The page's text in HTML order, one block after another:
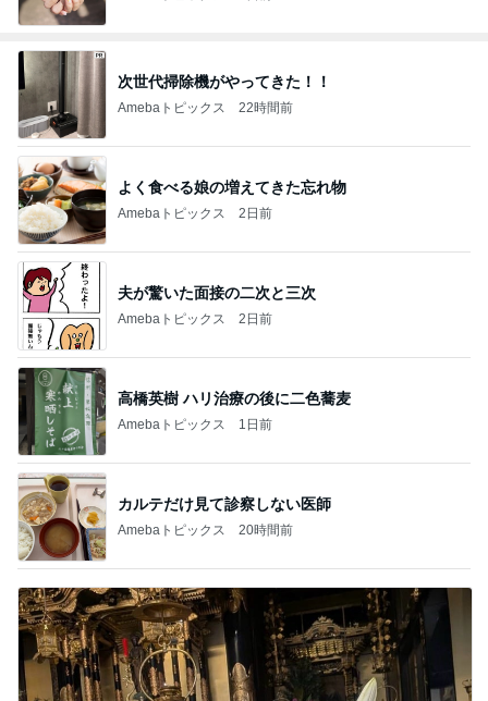
次世代掃除機がやってきた！！
Amebaトピックス 22時間前
よく食べる娘の増えてきた忘れ物
Amebaトピックス 2日前
夫が驚いた面接の二次と三次
Amebaトピックス 2日前
高橋英樹 ハリ治療の後に二色蕎麦
Amebaトピックス 1日前
カルテだけ見て診察しない医師
Amebaトピックス 20時間前